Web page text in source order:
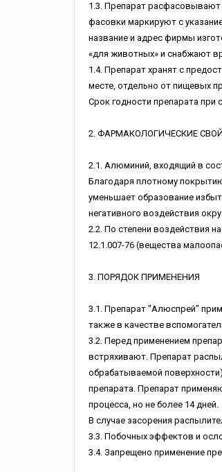
1.3. Препарат
фасовки маркируют с
название и адрес фирмы
«для животных» и снабжают
1.4. Препарат хранят с
месте, отдельно от пищевых
Срок годности препарата при
2. ФАРМАКОЛОГИЧЕСКИЕ
2.1. Алюминий, входящий в
Благодаря плотному
уменьшает образование
негативного воздействия
2.2. По степени воздействия
12.1.007-76 (вещества
3. ПОРЯДОК ПРИМЕНЕНИЯ
3.1. Препарат "Алюспрей"
также в качестве
3.2. Перед применением
встряхивают. Препарат
обрабатываемой
препарата. Препарат
процесса, но не более 14 дней.
В случае засорения
3.3. Побочных эффектов и
3.4. Запрещено применение